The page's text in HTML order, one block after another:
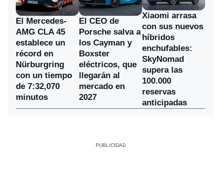
El Mercedes-
AMG CLA 45
establece un
récord en
Nürburgring
con un tiempo
de 7:32,070
minutos
El CEO de
Porsche salva a
los Cayman y
Boxster
eléctricos, que
llegarán al
mercado en
2027
Xiaomi arrasa
con sus nuevos
híbridos
enchufables:
SkyNomad
supera las
100.000
reservas
anticipadas